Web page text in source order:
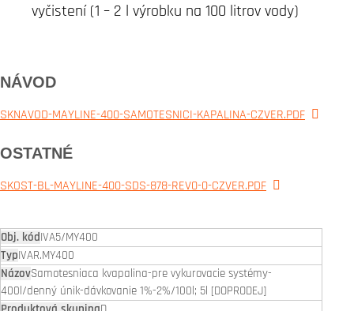
vyčistení (1 – 2 l výrobku na 100 litrov vody)
NÁVOD
SKNAVOD-MAYLINE-400-SAMOTESNICI-KAPALINA-CZVER.PDF
OSTATNÉ
SKOST-BL-MAYLINE-400-SDS-878-REV0-0-CZVER.PDF
IVA5/MY400
IVAR.MY400
Samotesniaca kvapalina-pre vykurovacie systémy-
400l/denný únik-dávkovanie 1%-2%/100l; 5l [DOPRODEJ]